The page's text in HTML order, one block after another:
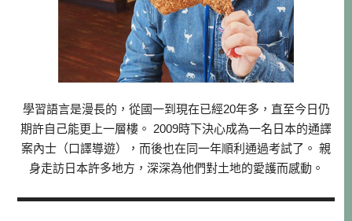
學習語言是漫長的，從國一到現在已經20年多，直至今日仍
期許自己能更上一層樓。 2009時下決心成為一名日本的通譯
案內士（口譯導遊），而後也在同一年順利通過考試了。 親
身走訪日本許多地方，深深為他們對土地的愛護而感動。